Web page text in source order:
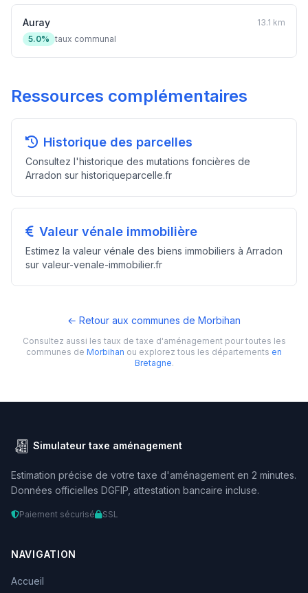
Auray
13.1 km
5.0% taux communal
Ressources complémentaires
Historique des parcelles
Consultez l'historique des mutations foncières de
Arradon sur historiqueparcelle.fr
Valeur vénale immobilière
Estimez la valeur vénale des biens immobiliers à Arradon
sur valeur-venale-immobilier.fr
← Retour aux communes de Morbihan
Consultez aussi les taux de taxe d'aménagement pour toutes les
communes de Morbihan ou explorez tous les départements en
Bretagne.
Simulateur taxe aménagement
Estimation précise de votre taxe d'aménagement en 2 minutes.
Données officielles DGFIP, attestation bancaire incluse.
Paiement sécurisé SSL
NAVIGATION
Accueil